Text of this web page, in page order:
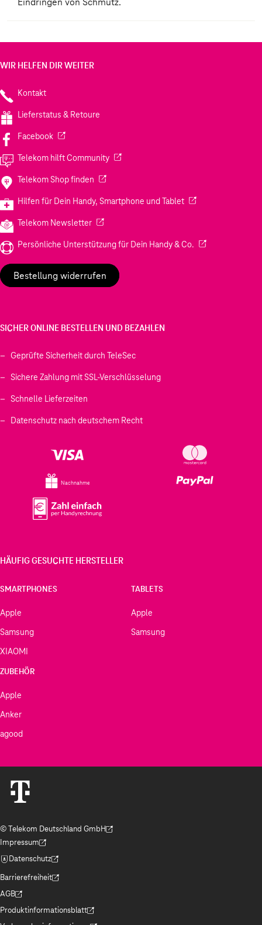
WIR HELFEN DIR WEITER
Kontakt
Lieferstatus & Retoure
Facebook(Wird in einem neuen Tab geöffnet)
Telekom hilft Community(Wird in einem neuen Tab geöffnet)
Telekom Shop finden (Wird in einem neuen Tab geöffnet)
Hilfen für Dein Handy, Smartphone und Tablet(Wird in einem
Telekom Newsletter(Wird in einem neuen Tab geöffnet)
Persönliche Unterstützung für Dein Handy & Co. (Wird in einem
Bestellung widerrufen
SICHER ONLINE BESTELLEN UND BEZAHLEN
Geprüfte Sicherheit durch TeleSec
Sichere Zahlung mit SSL-Verschlüsselung
Schnelle Lieferzeiten
Datenschutz nach deutschem Recht
Nachnahme
HÄUFIG GESUCHTE HERSTELLER
SMARTPHONES
Apple
Samsung
XIAOMI
TABLETS
Apple
Samsung
ZUBEHÖR
Apple
Anker
agood
© Telekom Deutschland GmbH
(Der Link wird in einem neuen Tab geöffnet)
Impressum
(Der Link wird in einem neuen Tab geöffnet)
Datenschutz
(Der Link wird in einem neuen Tab geöffnet)
Barrierefreiheit
(Der Link wird in einem neuen Tab geöffnet)
AGB
(Der Link wird in einem neuen Tab geöffnet)
Produktinformationsblatt
(Der Link wird in einem neuen Tab geöffnet)